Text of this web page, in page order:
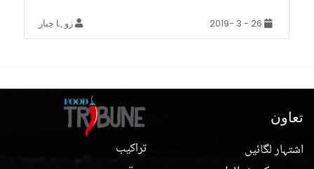
زوہا جبار
تراکیب
تعاون
اشتہار لگائیں